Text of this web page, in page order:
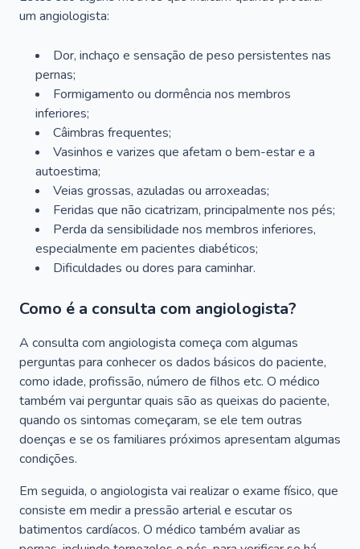
um angiologista:
Dor, inchaço e sensação de peso persistentes nas
pernas;
Formigamento ou dormência nos membros
inferiores;
Câimbras frequentes;
Vasinhos e varizes que afetam o bem-estar e a
autoestima;
Veias grossas, azuladas ou arroxeadas;
Feridas que não cicatrizam, principalmente nos pés;
Perda da sensibilidade nos membros inferiores,
especialmente em pacientes diabéticos;
Dificuldades ou dores para caminhar.
Como é a consulta com angiologista?
A consulta com angiologista começa com algumas
perguntas para conhecer os dados básicos do paciente,
como idade, profissão, número de filhos etc. O médico
também vai perguntar quais são as queixas do paciente,
quando os sintomas começaram, se ele tem outras
doenças e se os familiares próximos apresentam algumas
condições.
Em seguida, o angiologista vai realizar o exame físico, que
consiste em medir a pressão arterial e escutar os
batimentos cardíacos. O médico também avaliar as